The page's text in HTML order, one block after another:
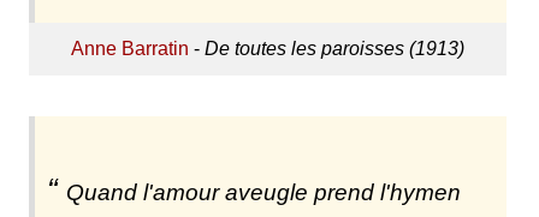
Anne Barratin - De toutes les paroisses (1913)
Quand l'amour aveugle prend l'hymen